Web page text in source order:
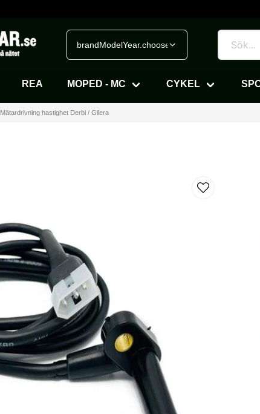
brandModelYear.chooseVehicle
REA MOPED - MC CYKEL
Mätardrivning hastighet Derbi / Gilera